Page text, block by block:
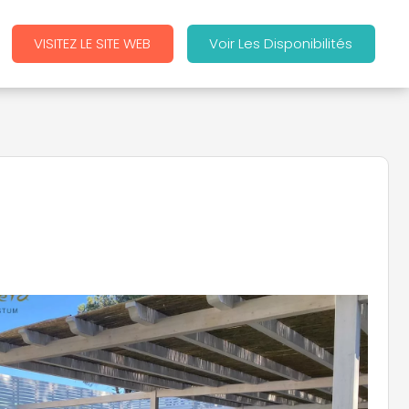
VISITEZ LE SITE WEB Voir Les Disponibilités